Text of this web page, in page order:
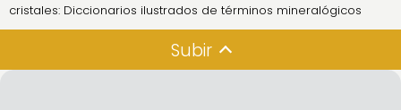
cristales: Diccionarios ilustrados de términos mineralógicos
Subir